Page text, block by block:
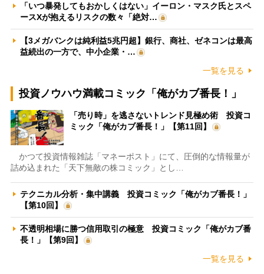
「いつ暴発してもおかしくはない」イーロン・マスク氏とスペ
ースXが抱えるリスクの数々「絶対…
【3メガバンクは純利益5兆円超】銀行、商社、ゼネコンは最高
益続出の一方で、中小企業・…
一覧を見る
投資ノウハウ満載コミック「俺がカブ番長！」
「売り時」を逃さないトレンド見極め術 投資コ
ミック「俺がカブ番長！」【第11回】
かつて投資情報雑誌「マネーポスト」にて、圧倒的な情報量が
詰め込まれた「天下無敵の株コミック」とし…
テクニカル分析・集中講義 投資コミック「俺がカブ番長！」
【第10回】
不透明相場に勝つ信用取引の極意 投資コミック「俺がカブ番
長！」【第9回】
一覧を見る